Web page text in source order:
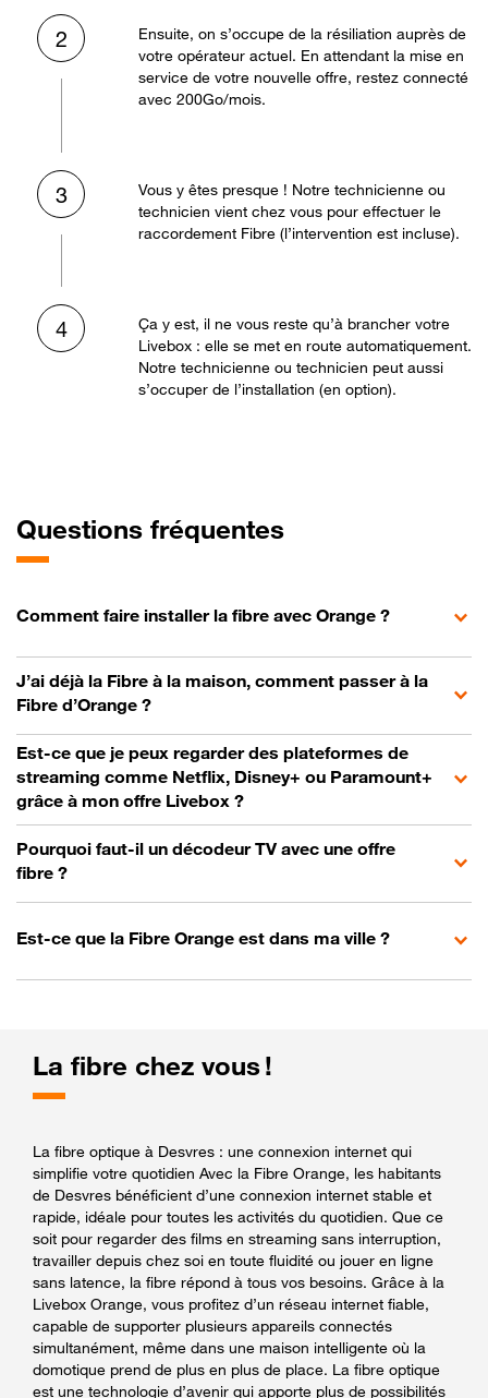
2
Ensuite, on s’occupe de la résiliation auprès de
votre opérateur actuel. En attendant la mise en
service de votre nouvelle offre, restez connecté
avec 200Go/mois.
3
Vous y êtes presque ! Notre technicienne ou
technicien vient chez vous pour effectuer le
raccordement Fibre (l’intervention est incluse).
4
Ça y est, il ne vous reste qu’à brancher votre
Livebox : elle se met en route automatiquement.
Notre technicienne ou technicien peut aussi
s’occuper de l’installation (en option).
Questions fréquentes
Comment faire installer la fibre avec Orange ?
J’ai déjà la Fibre à la maison, comment passer à la
Fibre d’Orange ?
Est-ce que je peux regarder des plateformes de
streaming comme Netflix, Disney+ ou Paramount+
grâce à mon offre Livebox ?
Pourquoi faut-il un décodeur TV avec une offre
fibre ?
Est-ce que la Fibre Orange est dans ma ville ?
La fibre chez vous !
La fibre optique à Desvres : une connexion internet qui
simplifie votre quotidien Avec la Fibre Orange, les habitants
de Desvres bénéficient d’une connexion internet stable et
rapide, idéale pour toutes les activités du quotidien. Que ce
soit pour regarder des films en streaming sans interruption,
travailler depuis chez soi en toute fluidité ou jouer en ligne
sans latence, la fibre répond à tous vos besoins. Grâce à la
Livebox Orange, vous profitez d’un réseau internet fiable,
capable de supporter plusieurs appareils connectés
simultanément, même dans une maison intelligente où la
domotique prend de plus en plus de place. La fibre optique
est une technologie d’avenir qui apporte plus de possibilités